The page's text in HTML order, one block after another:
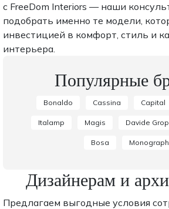
с FreeDom Interiors — наши
подобрать именно те модели,
инвестицией в комфорт, стиль и
интерьера.
Популярные
Bonaldo Cassina Capital
Italamp Magis Davide
Bosa
Дизайнерам и
Предлагаем выгодные условия